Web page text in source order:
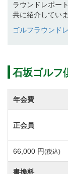
高坂駅西口と
ご利用頂き、
分程で石坂ゴ
地元のお住ま
まいの方が気
岩殿丘陵の豊
ラウンドレポー
共に紹介していま
ゴルフラウンド
石坂ゴルフ
年会費
正会員
66,000 円(税込)
書換料